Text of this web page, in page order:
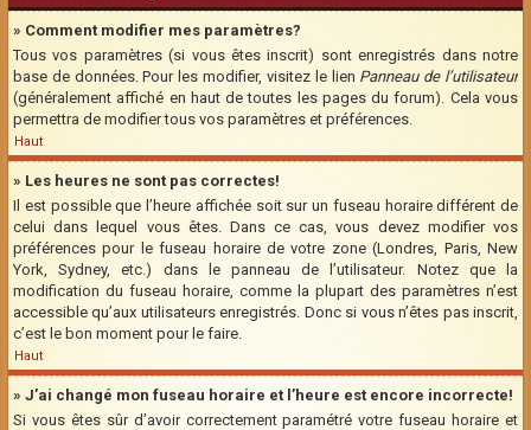
» Comment modifier mes paramètres?
Tous vos paramètres (si vous êtes inscrit) sont enregistrés dans notre
base de données. Pour les modifier, visitez le lien Panneau de l’utilisateur
(généralement affiché en haut de toutes les pages du forum). Cela vous
permettra de modifier tous vos paramètres et préférences.
Haut
» Les heures ne sont pas correctes!
Il est possible que l’heure affichée soit sur un fuseau horaire différent de
celui dans lequel vous êtes. Dans ce cas, vous devez modifier vos
préférences pour le fuseau horaire de votre zone (Londres, Paris, New
York, Sydney, etc.) dans le panneau de l’utilisateur. Notez que la
modification du fuseau horaire, comme la plupart des paramètres n’est
accessible qu’aux utilisateurs enregistrés. Donc si vous n’êtes pas inscrit,
c’est le bon moment pour le faire.
Haut
» J’ai changé mon fuseau horaire et l’heure est encore incorrecte!
Si vous êtes sûr d’avoir correctement paramétré votre fuseau horaire et